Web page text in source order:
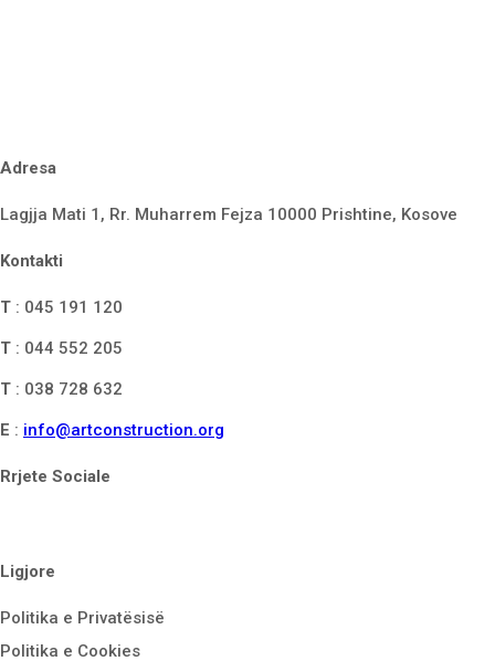
Adresa
Lagjja Mati 1, Rr. Muharrem Fejza 10000 Prishtine, Kosove
Kontakti
T : 045 191 120
T : 044 552 205
T : 038 728 632
E : info@artconstruction.org
Rrjete Sociale
Ligjore
Politika e Privatësisë
Politika e Cookies